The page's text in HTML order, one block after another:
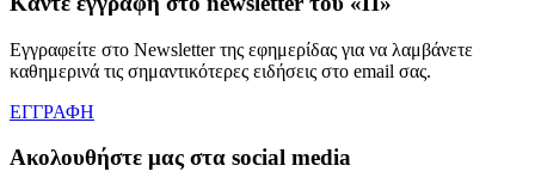
Εγγραφείτε στο Newsletter της εφημερίδας για να λαμβάνετε
καθημερινά τις σημαντικότερες ειδήσεις στο email σας.
ΕΓΓΡΑΦΗ
Ακολουθήστε μας στα social media